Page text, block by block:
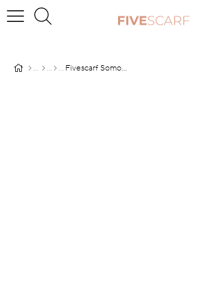
Fivescarf Somon Pamuk Cazz Şal